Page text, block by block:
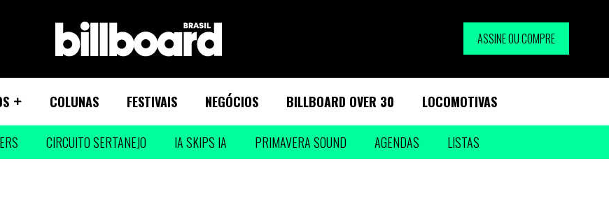
ASSINE OU COMPRE
COLUNAS FESTIVAIS NEGÓCIOS BILLBOARD OVER 30 LOCOMOTIVAS
CIRCUITO SERTANEJO IA SKIPS IA PRIMAVERA SOUND AGENDAS LISTAS